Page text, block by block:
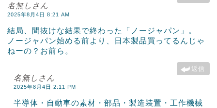
名無しさん
2025年8月4日 8:21 AM
結局、間抜けな結果で終わった「ノージャパン」。
ノージャパン始める前より、日本製品買ってるんじゃ
ねーの？お前ら。
返信
名無しさん
2025年8月4日 2:11 PM
半導体・自動車の素材・部品・製造装置・工作機械